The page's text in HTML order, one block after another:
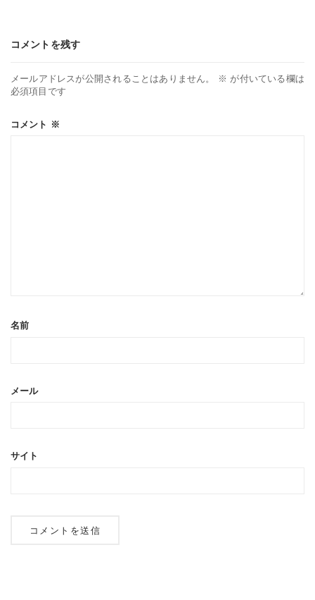
コメントを残す
メールアドレスが公開されることはありません。 ※ が付いている欄は
必須項目です
コメント ※
名前
メール
サイト